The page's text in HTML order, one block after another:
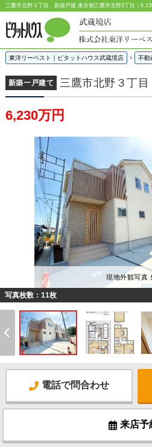
東洋リーベスト｜ピタットハウス武蔵境店 > 不動
新築一戸建て 三鷹市北野３丁
6,230万円
現地外観写真
写真枚数：11枚
電話で問合わせ
来店予